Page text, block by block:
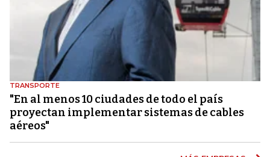
TRANSPORTE
"En al menos 10 ciudades de todo el país
proyectan implementar sistemas de cables
aéreos"